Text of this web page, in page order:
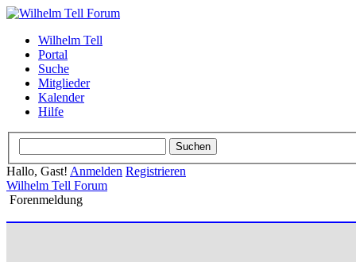
Wilhelm Tell
Portal
Suche
Mitglieder
Kalender
Hilfe
Hallo, Gast! Anmelden Registrieren
Wilhelm Tell Forum
Forenmeldung